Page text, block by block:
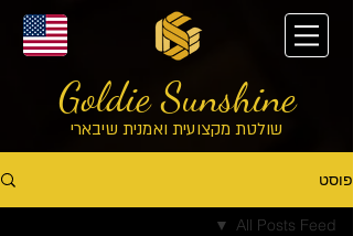
Goldie Sunshine
שולטת מקצועית ואמנית שיבארי
פוסט
All Posts Feed